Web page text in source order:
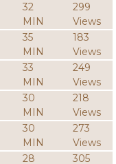
32
MIN
299
Views
35
MIN
183
Views
33
MIN
249
Views
30
MIN
218
Views
30
MIN
273
Views
28
305